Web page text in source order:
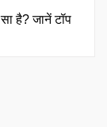
है? जानें टॉप